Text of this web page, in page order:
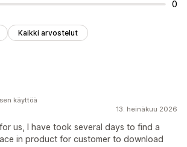
0
Kaikki arvostelut
13. heinäkuu 2026
us, I have took several days to find a
in product for customer to download
käyttöä